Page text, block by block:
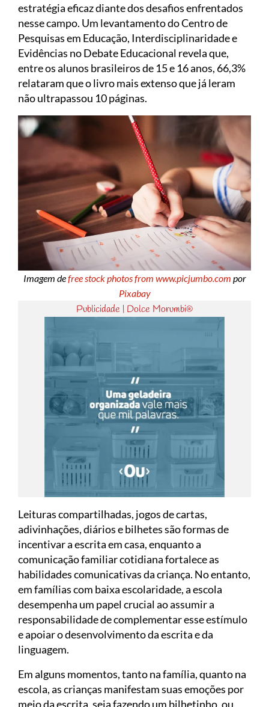
estratégia eficaz diante dos desafios enfrentados
nesse campo. Um levantamento do Centro de
Pesquisas em Educação, Interdisciplinaridade e
Evidências no Debate Educacional revela que,
entre os alunos brasileiros de 15 e 16 anos, 66,3%
relataram que o livro mais extenso que já leram
não ultrapassou 10 páginas.
Imagem defree stock photos from www.picjumbo.com por
Pixabay
Publicidade | Dolce Morumbi®
Leituras compartilhadas, jogos de cartas,
adivinhações, diários e bilhetes são formas de
incentivar a escrita em casa, enquanto a
comunicação familiar cotidiana fortalece as
habilidades comunicativas da criança. No entanto,
em famílias com baixa escolaridade, a escola
desempenha um papel crucial ao assumir a
responsabilidade de complementar esse estímulo
e apoiar o desenvolvimento da escrita e da
linguagem.
Em alguns momentos, tanto na família, quanto na
escola, as crianças manifestam suas emoções por
meio da escrita, seja fazendo um bilhetinho, ou